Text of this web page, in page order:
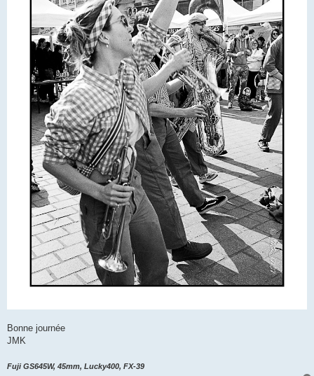
Bonne journée
JMK
Fuji GS645W, 45mm, Lucky400, FX-39